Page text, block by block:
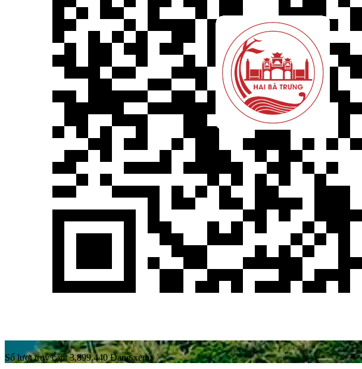
Số lượt truy cập:3,899,440Đang xem: